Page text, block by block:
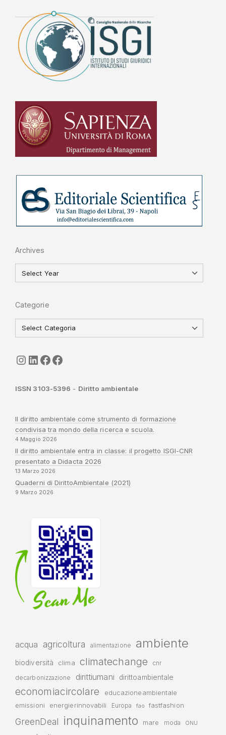
Archives
Categorie
seguici
LinkedIn
ISGI-CNRSapienza
ISSN 3103-5396 - Diritto ambientale
Il diritto ambientale come strumento di formazione
condivisa tra mondo della ricerca e scuola.
4 Maggio 2026
Il diritto ambientale entra in classe: il progetto ISGI-CNR
presentato a Didacta 2026
13 Marzo 2026
Quaderni di DirittoAmbientale (2021)
9 Marzo 2026
acqua agricoltura alimentazione ambiente
biodiversità clima climatechange cnr
decarbonizzazione dirittiumani dirittoambientale
economiacircolare
educazioneambientale
emissioni
energierinnovabili Europa fao fastfashion
GreenDeal inquinamento mare moda ONU